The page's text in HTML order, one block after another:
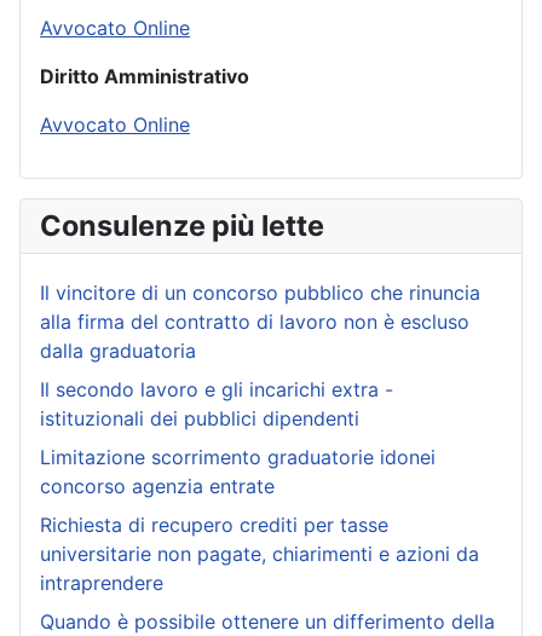
Avvocato Online
Diritto Amministrativo
Avvocato Online
Consulenze più lette
Il vincitore di un concorso pubblico che rinuncia
alla firma del contratto di lavoro non è escluso
dalla graduatoria
Il secondo lavoro e gli incarichi extra -
istituzionali dei pubblici dipendenti
Limitazione scorrimento graduatorie idonei
concorso agenzia entrate
Richiesta di recupero crediti per tasse
universitarie non pagate, chiarimenti e azioni da
intraprendere
Quando è possibile ottenere un differimento della